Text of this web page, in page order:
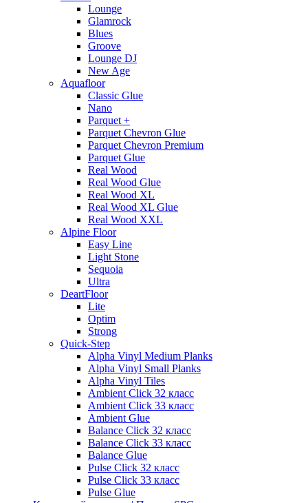
Lounge
Glamrock
Blues
Groove
Lounge DJ
New Age
Aquafloor
Classic Glue
Nano
Parquet +
Parquet Chevron Glue
Parquet Chevron Premium
Parquet Glue
Real Wood
Real Wood Glue
Real Wood XL
Real Wood XL Glue
Real Wood XXL
Alpine Floor
Easy Line
Light Stone
Sequoia
Ultra
DeartFloor
Lite
Optim
Strong
Quick-Step
Alpha Vinyl Medium Planks
Alpha Vinyl Small Planks
Alpha Vinyl Tiles
Ambient Click 32 класс
Ambient Click 33 класс
Ambient Glue
Balance Click 32 класс
Balance Click 33 класс
Balance Glue
Pulse Click 32 класс
Pulse Click 33 класс
Pulse Glue